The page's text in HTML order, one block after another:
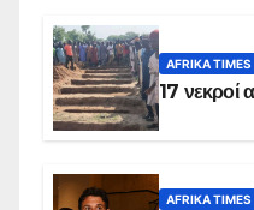
AFRIKA TIMES
17 νεκροί
AFRIKA TIMES